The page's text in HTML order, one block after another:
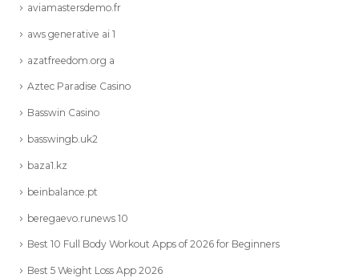
aviamastersdemo.fr
aws generative ai 1
azatfreedom.org a
Aztec Paradise Casino
Basswin Casino
basswingb.uk2
baza1.kz
beinbalance.pt
beregaevo.runews 10
Best 10 Full Body Workout Apps of 2026 for Beginners
Best 5 Weight Loss App 2026